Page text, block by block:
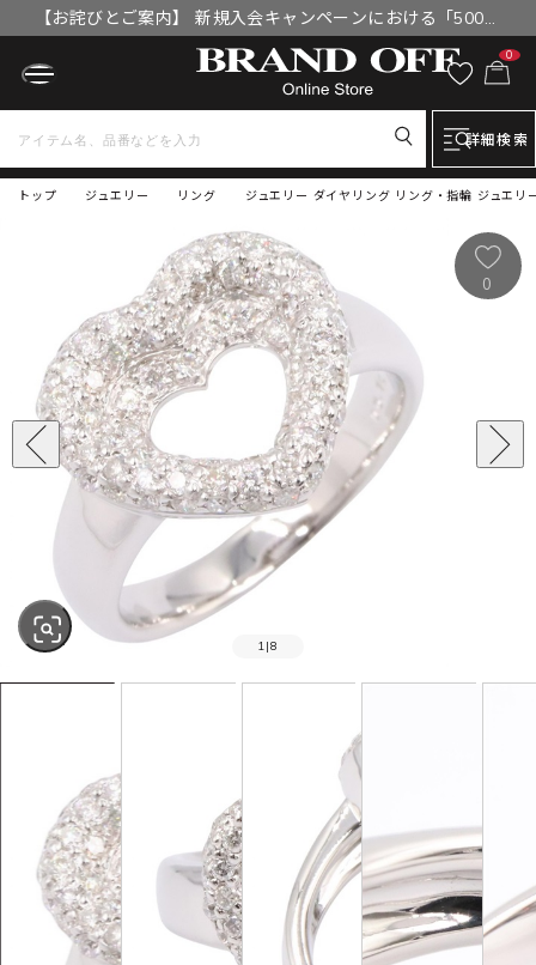
【お詫びとご案内】 新規入会キャンペーンにおける「500円
OFFクーポン」付与漏れと補填について
0
詳細検索
トップ ジュエリー ダイヤリング リング・指輪 ジュエ
ジュエリー リング
1 |8
0